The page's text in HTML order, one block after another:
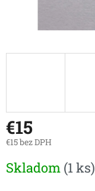
€15
€15 bez DPH
cena:
Skladom (1 ks)